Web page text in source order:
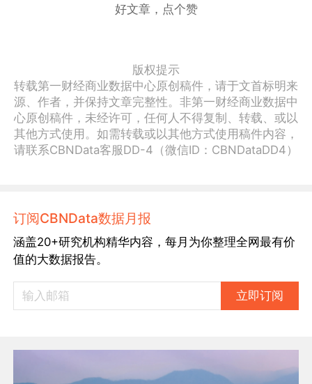
好文章，点个赞
版权提示
转载第一财经商业数据中心原创稿件，请于文首标明来
源、作者，并保持文章完整性。非第一财经商业数据中
心原创稿件，未经许可，任何人不得复制、转载、或以
其他方式使用。如需转载或以其他方式使用稿件内容，
请联系CBNData客服DD-4（微信ID：CBNDataDD4）
订阅CBNData数据月报
涵盖20+研究机构精华内容，每月为你整理全网最有价
值的大数据报告。
立即订阅